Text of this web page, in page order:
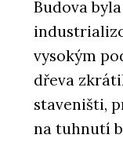
Budova
vysokým
dřeva
staveništi,
na tuhnutí